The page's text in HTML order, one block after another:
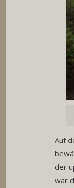
Auf
der
war